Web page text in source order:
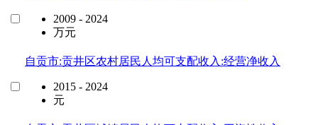
2009 - 2024
万元
自贡市:贡井区农村居民人均可支配收入:经营净收入
2015 - 2024
元